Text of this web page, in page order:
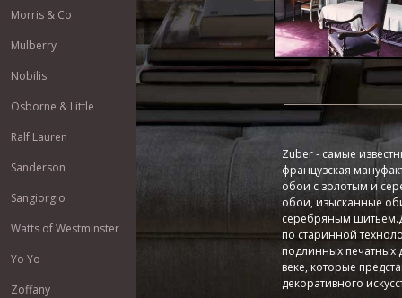
Morris & Co
Mulberry
Nobilis
Osborne & Little
Ralf Lauren
Sanderson
Sangiorgio
Watts of Westminster
Yo Yo
Zoffany
Zuber - самые
французская
обои с золотым и
обои, изысканные
серебряным
по старинной
подлинных печатных
веке, которые
декоративного